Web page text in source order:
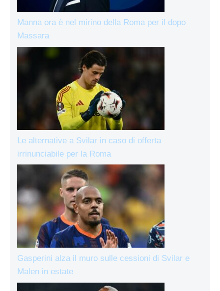
Manna ora è nel mirino della Roma per il dopo
Massara
Le alternative a Svilar in caso di offerta
irrinunciabile per la Roma
Gasperini alza il muro sulle cessioni di Svilar e
Malen in estate